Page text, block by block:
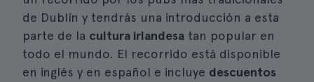
de Dublín y tendrás una introducción a esta
parte de la cultura irlandesa tan popular en
todo el mundo. El recorrido está disponible
en inglés y en español e incluye descuentos